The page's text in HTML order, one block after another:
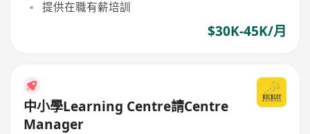
提供在職有薪培訓
$30K-45K/月
中小學Learning Centre請Centre
Manager